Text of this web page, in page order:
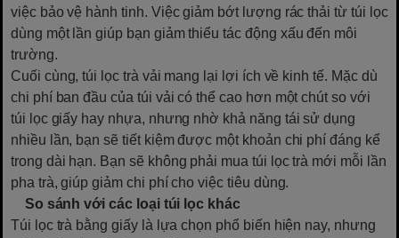
việc bảo vệ hành tinh. Việc giảm bớt lượng rác thải từ túi lọc
dùng một lần giúp bạn giảm thiểu tác động xấu đến môi
trường.
Cuối cùng, túi lọc trà vải mang lại lợi ích về kinh tế. Mặc dù
chi phí ban đầu của túi vải có thể cao hơn một chút so với
túi lọc giấy hay nhựa, nhưng nhờ khả năng tái sử dụng
nhiều lần, bạn sẽ tiết kiệm được một khoản chi phí đáng kể
trong dài hạn. Bạn sẽ không phải mua túi lọc trà mới mỗi lần
pha trà, giúp giảm chi phí cho việc tiêu dùng.
So sánh với các loại túi lọc khác
Túi lọc trà bằng giấy là lựa chọn phổ biến hiện nay, nhưng